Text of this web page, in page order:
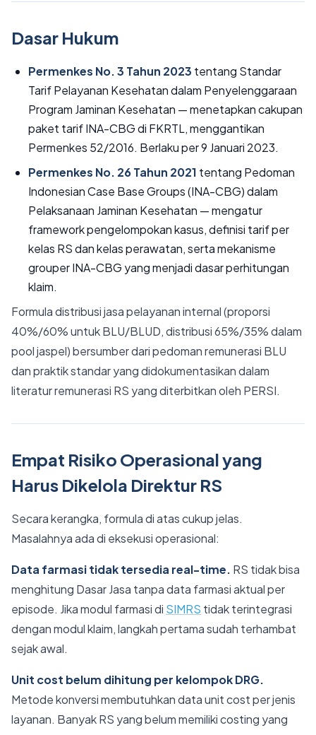
Dasar Hukum
Permenkes No. 3 Tahun 2023 tentang Standar
Tarif Pelayanan Kesehatan dalam Penyelenggaraan
Program Jaminan Kesehatan — menetapkan cakupan
paket tarif INA-CBG di FKRTL, menggantikan
Permenkes 52/2016. Berlaku per 9 Januari 2023.
Permenkes No. 26 Tahun 2021 tentang Pedoman
Indonesian Case Base Groups (INA-CBG) dalam
Pelaksanaan Jaminan Kesehatan — mengatur
framework pengelompokan kasus, definisi tarif per
kelas RS dan kelas perawatan, serta mekanisme
grouper INA-CBG yang menjadi dasar perhitungan
klaim.
Formula distribusi jasa pelayanan internal (proporsi
40%/60% untuk BLU/BLUD, distribusi 65%/35% dalam
pool jaspel) bersumber dari pedoman remunerasi BLU
dan praktik standar yang didokumentasikan dalam
literatur remunerasi RS yang diterbitkan oleh PERSI.
Empat Risiko Operasional yang
Harus Dikelola Direktur RS
Secara kerangka, formula di atas cukup jelas.
Masalahnya ada di eksekusi operasional:
Data farmasi tidak tersedia real-time. RS tidak bisa
menghitung Dasar Jasa tanpa data farmasi aktual per
episode. Jika modul farmasi di SIMRS tidak terintegrasi
dengan modul klaim, langkah pertama sudah terhambat
sejak awal.
Unit cost belum dihitung per kelompok DRG.
Metode konversi membutuhkan data unit cost per jenis
layanan. Banyak RS yang belum memiliki costing yang